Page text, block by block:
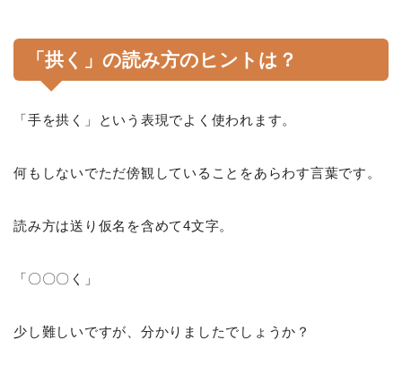
「拱く」の読み方のヒントは？
「手を拱く」という表現でよく使われます。
何もしないでただ傍観していることをあらわす言葉です。
読み方は送り仮名を含めて4文字。
「〇〇〇く」
少し難しいですが、分かりましたでしょうか？